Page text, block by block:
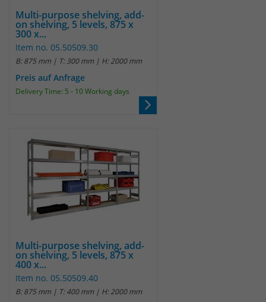
Multi-purpose shelving, add-
on shelving, 5 levels, 875 x
300 x...
Item no. 05.50509.30
B: 875 mm | T: 300 mm | H: 2000 mm
Preis auf Anfrage
Delivery Time: 5 - 10 Working days
Multi-purpose shelving, add-
on shelving, 5 levels, 875 x
400 x...
Item no. 05.50509.40
B: 875 mm | T: 400 mm | H: 2000 mm